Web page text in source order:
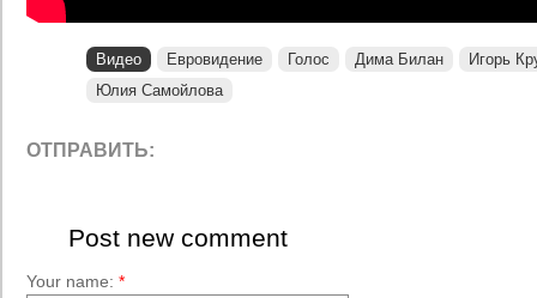
Видео Евровидение Голос Дима Билан
Игорь
Юлия Самойлова
ОТПРАВИТЬ:
Post new comment
Your name: *